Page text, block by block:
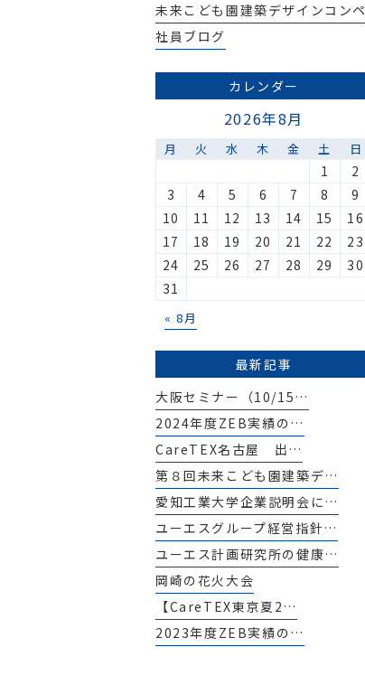
未来こども園建築デザインコンペ
社員ブログ
カレンダー
2026年8月
月 火 水 木 金 土 日
« 8月
1
2
3
4 5 6 7 8
9
10
11 12 13 14 15
16
17
18 19 20 21 22
23
24
25 26 27 28 29
30
31
最新記事
大阪セミナー（10/15…
2024年度ZEB実績の…
CareTEX名古屋 出…
第８回未来こども園建築デ…
愛知工業大学企業説明会に…
ユーエスグループ経営指針…
ユーエス計画研究所の健康…
岡崎の花火大会
【CareTEX東京夏2…
2023年度ZEB実績の…